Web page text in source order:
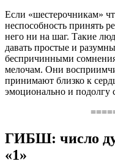
Если «шестерочникам»
неспособность принять
него ни на шаг. Такие
давать простые и
беспричинными
мелочам. Они
принимают близко к
эмоционально и подолгу
ГИБШ: число
«1»